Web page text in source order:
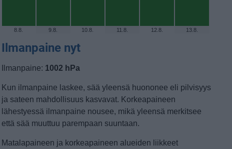
8.8. 9.8. 10.8. 11.8. 12.8. 13.8.
Ilmanpaine nyt
Ilmanpaine: 1002 hPa
Kun ilmanpaine laskee, sää yleensä huononee eli pilvisyys
ja sateen mahdollisuus kasvavat. Korkeapaineen
lähestyessä ilmanpaine nousee, mikä yleensä merkitsee
että sää muuttuu parempaan suuntaan.
Matalapaineen ja korkeapaineen alueiden liikkeet